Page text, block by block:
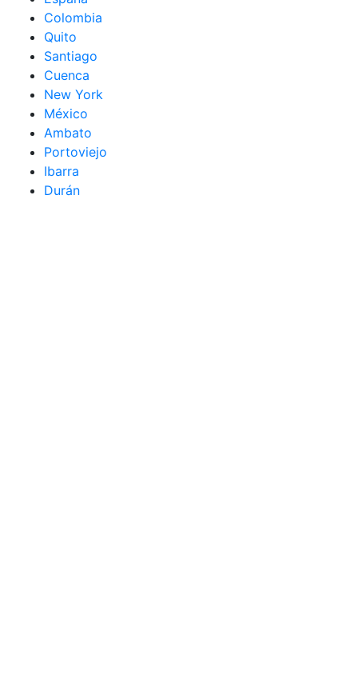
Colombia
Quito
Santiago
Cuenca
New York
México
Ambato
Portoviejo
Ibarra
Durán